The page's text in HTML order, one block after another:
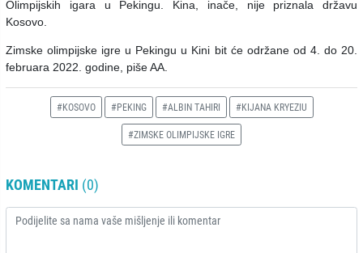
Olimpijskih igara u Pekingu. Kina, inače, nije priznala državu
Kosovo.
Zimske olimpijske igre u Pekingu u Kini bit će održane od 4. do 20.
februara 2022. godine, piše AA.
#KOSOVO #PEKING #ALBIN TAHIRI #KIJANA KRYEZIU
#ZIMSKE OLIMPIJSKE IGRE
KOMENTARI (0)